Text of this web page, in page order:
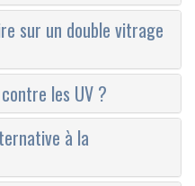
sur un double vitrage
les UV ?
à la